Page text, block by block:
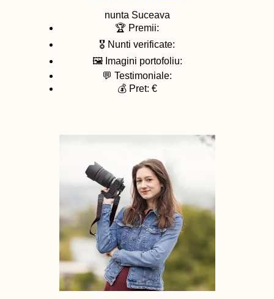
nunta Suceava
🏆 Premii:
🎖️ Nunti verificate:
🖼️ Imagini portofoliu:
💬 Testimoniale:
💰 Pret: €